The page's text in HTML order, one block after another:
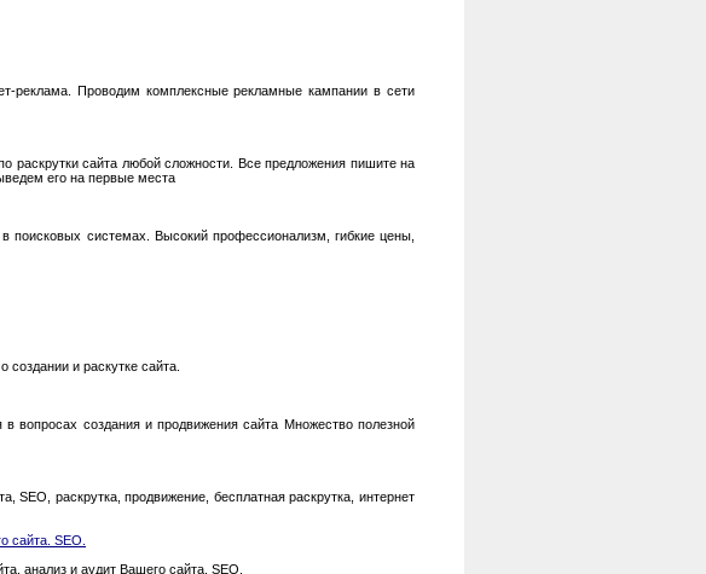
реклама. Проводим комплексные рекламные кампании в сети
раскрутки сайта любой сложности. Все предложения пишите на
его на первые места
поисковых системах. Высокий професcионализм, гибкие цены,
и раскутке сайта.
вопросах создания и продвижения сайта Множество полезной
SEO, раскрутка, продвижение, бесплатная раскрутка, интернет
сайта. SEO.
анализ и аудит Вашего сайта. SEO.